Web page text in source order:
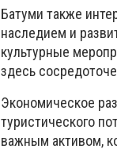
Батуми также
наследием и
культурные
здесь
Экономическое
туристического
важным активом,